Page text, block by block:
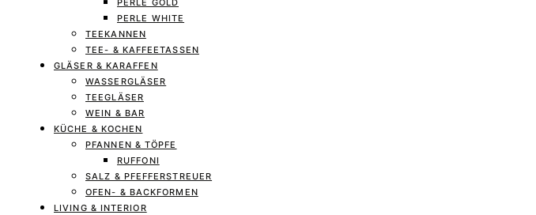
PERLE GOLD
PERLE WHITE
TEEKANNEN
TEE- & KAFFEETASSEN
GLÄSER & KARAFFEN
WASSERGLÄSER
TEEGLÄSER
WEIN & BAR
KÜCHE & KOCHEN
PFANNEN & TÖPFE
RUFFONI
SALZ & PFEFFERSTREUER
OFEN- & BACKFORMEN
LIVING & INTERIOR